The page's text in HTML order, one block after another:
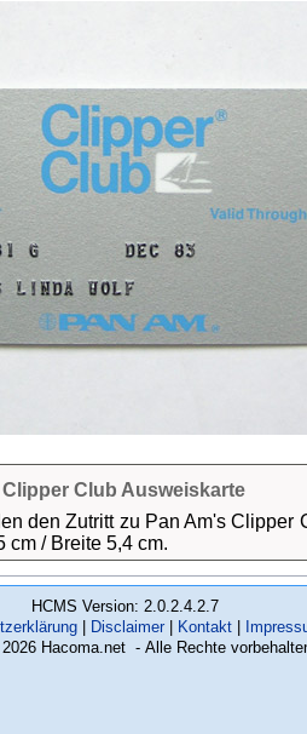
Clipper Club Ausweiskarte
den Zutritt zu Pan Am's Clipper
cm / Breite 5,4 cm.
HCMS Version: 2.0.2.4.2.7
Disclaimer Kontakt
Hacoma.net - Alle Rechte